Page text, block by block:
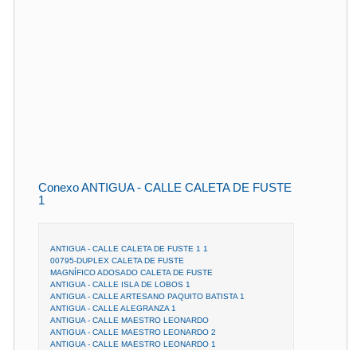
Conexo ANTIGUA - CALLE CALETA DE FUSTE
1
ANTIGUA - CALLE CALETA DE FUSTE 1 1
00795-DUPLEX CALETA DE FUSTE
MAGNÍFICO ADOSADO CALETA DE FUSTE
ANTIGUA - CALLE ISLA DE LOBOS 1
ANTIGUA - CALLE ARTESANO PAQUITO BATISTA 1
ANTIGUA - CALLE ALEGRANZA 1
ANTIGUA - CALLE MAESTRO LEONARDO
ANTIGUA - CALLE MAESTRO LEONARDO 2
ANTIGUA - CALLE MAESTRO LEONARDO 1